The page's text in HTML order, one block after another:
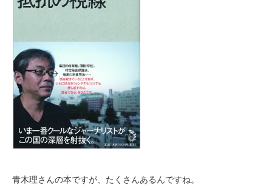
青木理さんの本ですが、たくさんあるんですね。